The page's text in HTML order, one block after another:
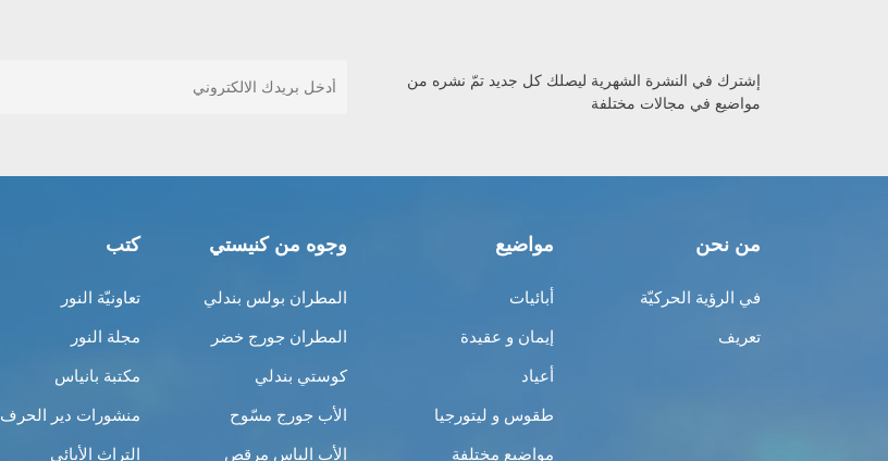
إشترك في النشرة الشهرية ليصلك كل جديد تمّ نشره من
مواضيع في مجالات مختلفة
من نحن
في الرؤية الحركيّة
تعريف
مواضيع
أبائيات
إيمان و عقيدة
أعياد
طقوس و ليتورجيا
مواضيع مختلفة
وجوه من كنيستي
المطران بولس بندلي
المطران جورج خضر
كوستي بندلي
الأب جورج مسّوح
الأب الياس مرقص
كتب
تعاونيّة النور
مجلة النور
مكتبة بانياس
منشورات دير الحرف
التراث الأبائي